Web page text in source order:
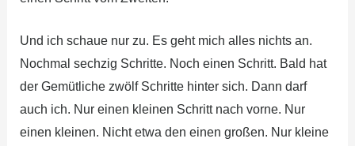
Und ich schaue nur zu. Es geht mich alles nichts an.
Nochmal sechzig Schritte. Noch einen Schritt. Bald hat
der Gemütliche zwölf Schritte hinter sich. Dann darf
auch ich. Nur einen kleinen Schritt nach vorne. Nur
einen kleinen. Nicht etwa den einen großen. Nur kleine